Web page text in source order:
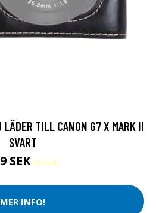
LÄDER TILL CANON G7 X MARK II
SVART
SEK219 SEK
MER INFO!